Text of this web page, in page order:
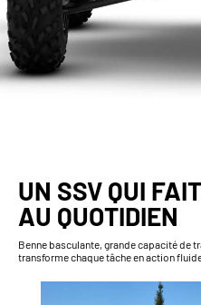
UN SSV QUI
AU QUOTIDIEN
Benne basculante, grande capacité de
transforme chaque tâche en action